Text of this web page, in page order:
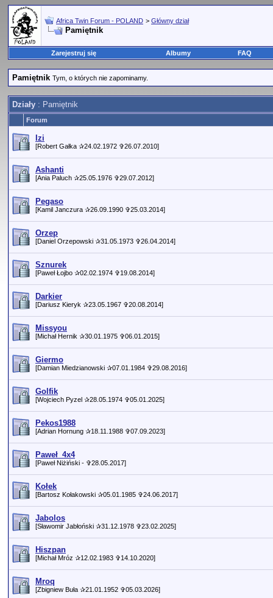
Africa Twin Forum - POLAND > Główny dział
Pamiętnik
Zarejestruj się Albumy FAQ
Pamiętnik Tym, o których nie zapominamy.
Działy : Pamiętnik
Forum
Izi
[Robert Gałka ✰24.02.1972 ✞26.07.2010]
Ashanti
[Ania Paluch ✰25.05.1976 ✞29.07.2012]
Pegaso
[Kamil Janczura ✰26.09.1990 ✞25.03.2014]
Orzep
[Daniel Orzepowski ✰31.05.1973 ✞26.04.2014]
Sznurek
[Paweł Łojbo ✰02.02.1974 ✞19.08.2014]
Darkier
[Dariusz Kieryk ✰23.05.1967 ✞20.08.2014]
Missyou
[Michał Hernik ✰30.01.1975 ✞06.01.2015]
Giermo
[Damian Miedzianowski ✰07.01.1984 ✞29.08.2016]
Golfik
[Wojciech Pyzel ✰28.05.1974 ✞05.01.2025]
Pekos1988
[Adrian Hornung ✰18.11.1988 ✞07.09.2023]
Paweł_4x4
[Paweł Niżiński - ✞28.05.2017]
Kołek
[Bartosz Kołakowski ✰05.01.1985 ✞24.06.2017]
Jabolos
[Sławomir Jabłoński ✰31.12.1978 ✞23.02.2025]
Hiszpan
[Michał Mróz ✰12.02.1983 ✞14.10.2020]
Mroq
[Zbigniew Buła ✰21.01.1952 ✞05.03.2026]